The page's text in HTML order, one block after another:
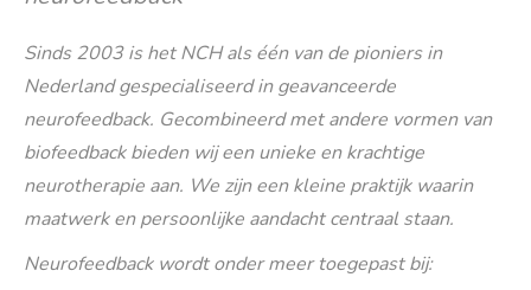
Sinds 2003 is het NCH als één van de pioniers in
Nederland gespecialiseerd in geavanceerde
neurofeedback. Gecombineerd met andere vormen van
biofeedback bieden wij een unieke en krachtige
neurotherapie aan. We zijn een kleine praktijk waarin
maatwerk en persoonlijke aandacht centraal staan.
Neurofeedback wordt onder meer toegepast bij: